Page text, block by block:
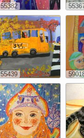
55382
55439